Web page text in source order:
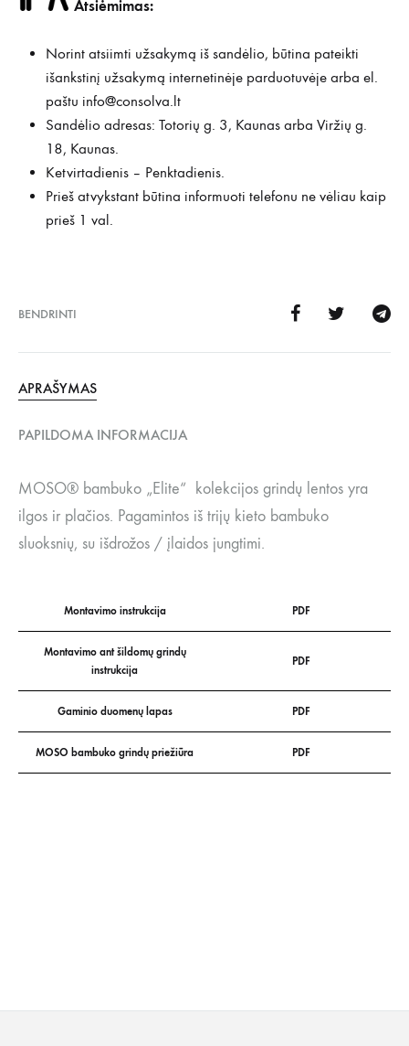
Atsiėmimas:
Norint atsiimti užsakymą iš sandėlio, būtina pateikti
išankstinį užsakymą internetinėje parduotuvėje arba el.
paštu info@consolva.lt
Sandėlio adresas: Totorių g. 3, Kaunas arba Viržių g.
18, Kaunas.
Ketvirtadienis – Penktadienis.
Prieš atvykstant būtina informuoti telefonu ne vėliau kaip
prieš 1 val.
BENDRINTI
APRAŠYMAS
PAPILDOMA INFORMACIJA
MOSO® bambuko „Elite“ kolekcijos grindų lentos yra
ilgos ir plačios. Pagamintos iš trijų kieto bambuko
sluoksnių, su išdrožos / įlaidos jungtimi.
Montavimo instrukcija PDF
Montavimo ant šildomų grindų
instrukcija
PDF
Gaminio duomenų lapas PDF
MOSO bambuko grindų priežiūra PDF